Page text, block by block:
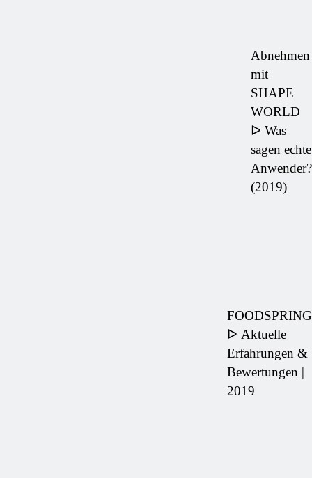
Abnehmen
mit
SHAPE
WORLD
ᐅ Was
sagen echte
Anwender?
(2019)
FOODSPRING
ᐅ Aktuelle
Erfahrungen &
Bewertungen |
2019